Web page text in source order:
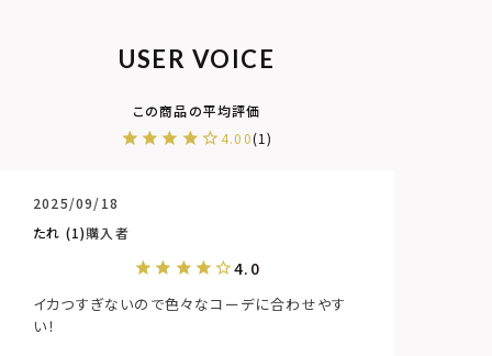
USER VOICE
4.00 1
たれ 1 購入者
2025/09/18
イカつすぎないので色々なコーデに合わせやす
い！